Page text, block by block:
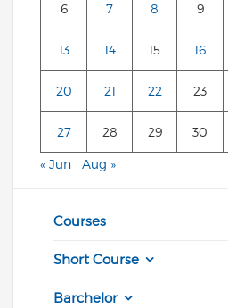
6 7 8 9
13 14 15 16
20 21 22 23
27 28 29 30
« Jun Aug »
Courses
Short Course
Barchelor